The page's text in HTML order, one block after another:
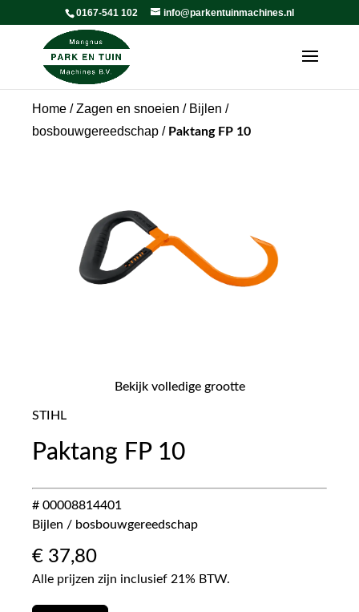
0167-541 102 info@parkentuinmachines.nl
Home /Zagen en snoeien / Bijlen /
bosbouwgereedschap / Paktang FP 10
Bekijk volledige grootte
STIHL
Paktang FP 10
# 00008814401
Bijlen / bosbouwgereedschap
€ 37,80
Alle prijzen zijn inclusief 21% BTW.